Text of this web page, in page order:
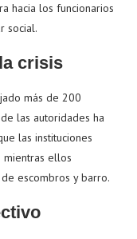
hacia los funcionarios
social.
crisis
más de 200
las autoridades ha
las instituciones
ellos
escombros y barro.